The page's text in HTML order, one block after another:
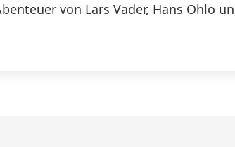
von Lars Vader, Hans Ohlo